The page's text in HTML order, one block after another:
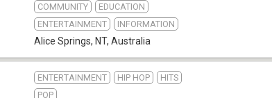
COMMUNITY
EDUCATION
ENTERTAINMENT
INFORMATION
Alice Springs, NT, Australia
ENTERTAINMENT HIP HOP
HITS
POP